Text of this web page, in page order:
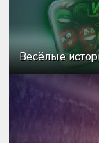
Весёлые